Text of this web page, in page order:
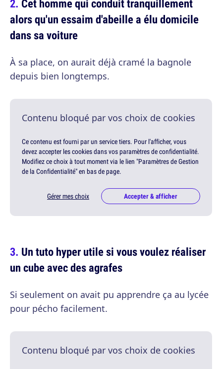
Cet homme qui conduit tranquillement
alors qu'un essaim d'abeille a élu domicile
dans sa voiture
À sa place, on aurait déjà cramé la bagnole
depuis bien longtemps.
Contenu bloqué par vos choix de cookies
Ce contenu est fourni par un service tiers. Pour l'afficher, vous
devez accepter les cookies dans vos paramètres de confidentialité.
Modifiez ce choix à tout moment via le lien "Paramètres de Gestion
de la Confidentialité" en bas de page.
Gérer mes choix Accepter & afficher
Un tuto hyper utile si vous voulez réaliser
un cube avec des agrafes
Si seulement on avait pu apprendre ça au lycée
pour pécho facilement.
Contenu bloqué par vos choix de cookies